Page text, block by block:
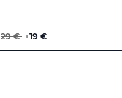
29 € +19 €